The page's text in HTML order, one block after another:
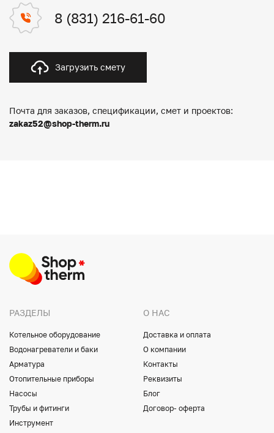
8 (831) 216-61-60
Загрузить смету
Почта для заказов, спецификации, смет и проектов:
zakaz52@shop-therm.ru
РАЗДЕЛЫ
Котельное оборудование
Водонагреватели и баки
Арматура
Отопительные приборы
Насосы
Трубы и фитинги
Инструмент
О НАС
Доставка и оплата
О компании
Контакты
Реквизиты
Блог
Договор- оферта